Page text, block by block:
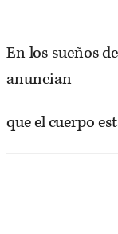
En los sueños
anuncian
que el cuerpo